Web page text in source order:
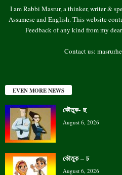
I am Rabbi Masrur, a thinker, writer &
Assamese and English. This website
Feedback of any kind from my
Contact us:
EVEN MORE NEWS
কৌতুক- ছ
August 6, 2026
কৌতুক – চ
August 6, 2026